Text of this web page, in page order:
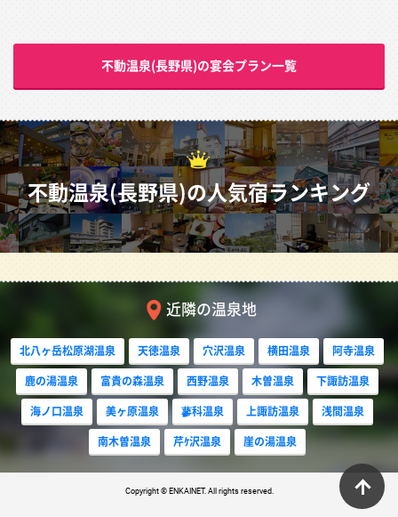
ペ
不動温泉(長野県)の宴会プラン一覧
不動温泉(長野県)の人気宿ランキング
近隣の温泉地
北八ヶ岳松原湖温泉 天徳温泉 穴沢温泉 横田温泉
阿寺温泉
鹿の湯温泉
富貴の森温泉 西野温泉 木曽温泉
下諏訪温泉
海ノ口温泉
美ヶ原温泉 蓼科温泉 上諏訪温泉
浅間温泉
南木曽温泉
芹ｹ沢温泉 崖の湯温泉
Copyright © ENKAINET. All rights reserved.